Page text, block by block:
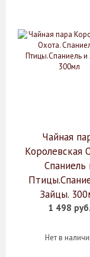
Чайная
Королевская
Спаниель
Зайцы.
1 498 руб.
Нет в